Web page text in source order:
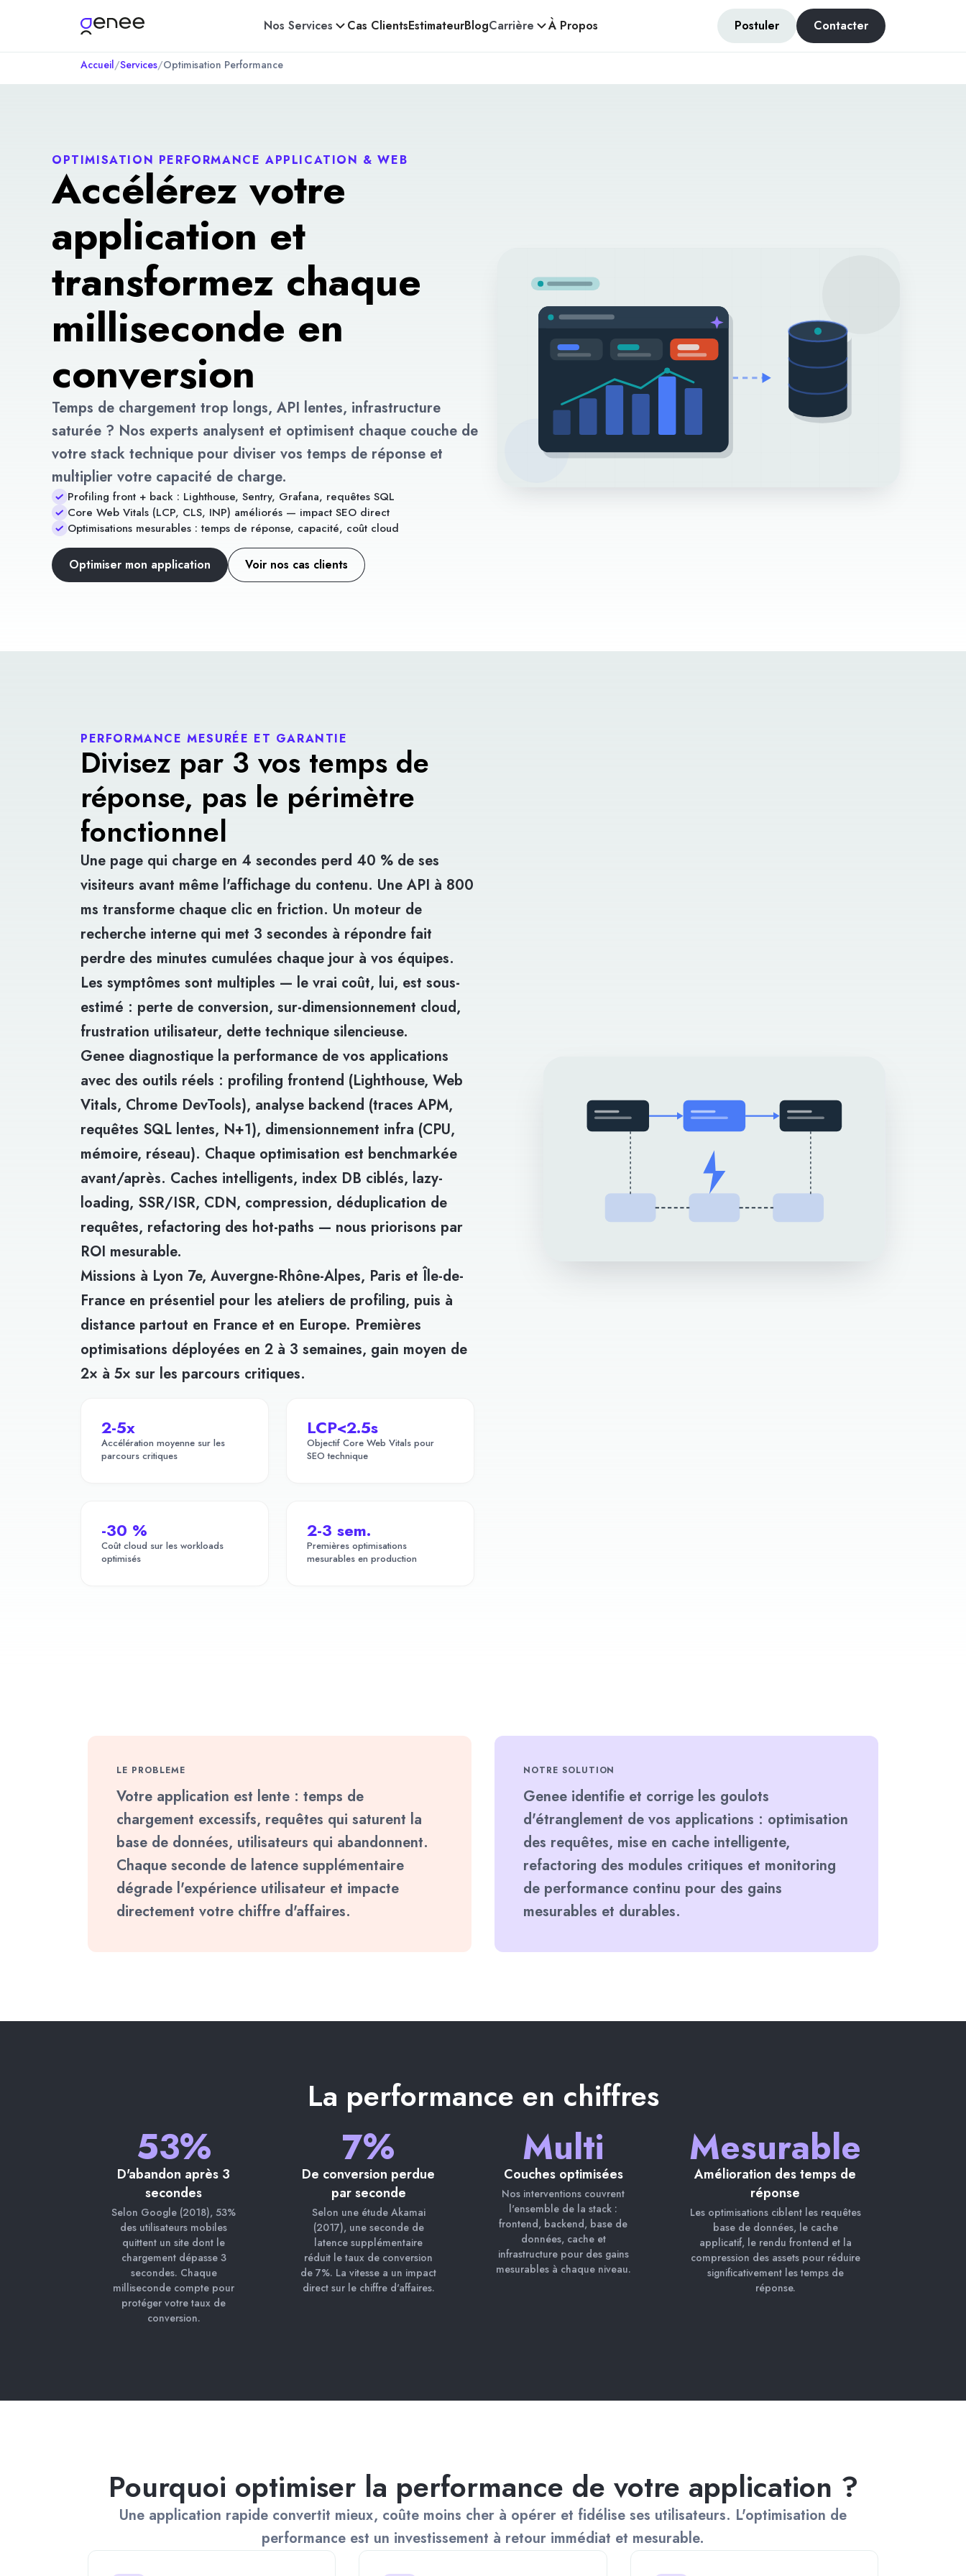
Nos Services Cas ClientsEstimateurBlogCarrière À Propos Postuler Contacter
Accueil/Services/Optimisation Performance
OPTIMISATION PERFORMANCE APPLICATION & WEB
Accélérez votre
application et
transformez chaque
milliseconde en
conversion
Temps de chargement trop longs, API lentes, infrastructure
saturée ? Nos experts analysent et optimisent chaque couche de
votre stack technique pour diviser vos temps de réponse et
multiplier votre capacité de charge.
Profiling front + back : Lighthouse, Sentry, Grafana, requêtes SQL
Core Web Vitals (LCP, CLS, INP) améliorés — impact SEO direct
Optimisations mesurables : temps de réponse, capacité, coût cloud
Optimiser mon application Voir nos cas clients
PERFORMANCE MESURÉE ET GARANTIE
Divisez par 3 vos temps de
réponse, pas le périmètre
fonctionnel
Une page qui charge en 4 secondes perd 40 % de ses
visiteurs avant même l'affichage du contenu. Une API à 800
ms transforme chaque clic en friction. Un moteur de
recherche interne qui met 3 secondes à répondre fait
perdre des minutes cumulées chaque jour à vos équipes.
Les symptômes sont multiples — le vrai coût, lui, est sous-
estimé : perte de conversion, sur-dimensionnement cloud,
frustration utilisateur, dette technique silencieuse.
Genee diagnostique la performance de vos applications
avec des outils réels : profiling frontend (Lighthouse, Web
Vitals, Chrome DevTools), analyse backend (traces APM,
requêtes SQL lentes, N+1), dimensionnement infra (CPU,
mémoire, réseau). Chaque optimisation est benchmarkée
avant/après. Caches intelligents, index DB ciblés, lazy-
loading, SSR/ISR, CDN, compression, déduplication de
requêtes, refactoring des hot-paths — nous priorisons par
ROI mesurable.
Missions à Lyon 7e, Auvergne-Rhône-Alpes, Paris et Île-de-
France en présentiel pour les ateliers de profiling, puis à
distance partout en France et en Europe. Premières
optimisations déployées en 2 à 3 semaines, gain moyen de
2× à 5× sur les parcours critiques.
2-5x
Accélération moyenne sur les
parcours critiques
LCP<2.5s
Objectif Core Web Vitals pour
SEO technique
-30 %
Coût cloud sur les workloads
optimisés
2-3 sem.
Premières optimisations
mesurables en production
LE PROBLEME
Votre application est lente : temps de
chargement excessifs, requêtes qui saturent la
base de données, utilisateurs qui abandonnent.
Chaque seconde de latence supplémentaire
dégrade l'expérience utilisateur et impacte
directement votre chiffre d'affaires.
NOTRE SOLUTION
Genee identifie et corrige les goulots
d'étranglement de vos applications : optimisation
des requêtes, mise en cache intelligente,
refactoring des modules critiques et monitoring
de performance continu pour des gains
mesurables et durables.
La performance en chiffres
53%
D'abandon après 3
secondes
Selon Google (2018), 53%
des utilisateurs mobiles
quittent un site dont le
chargement dépasse 3
secondes. Chaque
milliseconde compte pour
protéger votre taux de
conversion.
7%
De conversion perdue
par seconde
Selon une étude Akamai
(2017), une seconde de
latence supplémentaire
réduit le taux de conversion
de 7%. La vitesse a un impact
direct sur le chiffre d'affaires.
Multi
Couches optimisées
Nos interventions couvrent
l'ensemble de la stack :
frontend, backend, base de
données, cache et
infrastructure pour des gains
mesurables à chaque niveau.
Mesurable
Amélioration des temps de
réponse
Les optimisations ciblent les requêtes
base de données, le cache
applicatif, le rendu frontend et la
compression des assets pour réduire
significativement les temps de
réponse.
Pourquoi optimiser la performance de votre application ?
Une application rapide convertit mieux, coûte moins cher à opérer et fidélise ses utilisateurs. L'optimisation de
performance est un investissement à retour immédiat et mesurable.